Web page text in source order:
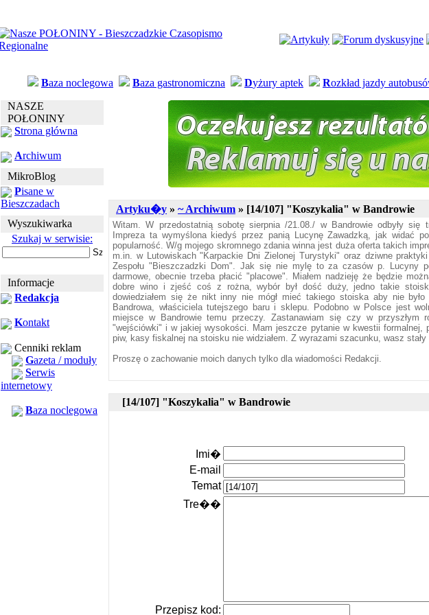
Baza noclegowa Baza gastronomiczna Dyżury aptek Rozkład jazdy
NASZE
POŁONINY
Strona główna
Archiwum
MikroBlog
Pisane w
Bieszczadach
Wyszukiwarka
Szukaj w serwisie:
Informacje
Redakcja
Kontakt
Cenniki reklam
Gazeta / moduły
Serwis
internetowy
Baza noclegowa
Artyku�y » ~ Archiwum » [14/107] "Koszykalia" w Bandrowie
Witam. W przedostatnią sobotę sierpnia /21.08./ w Bandrowie odbyły się
Impreza ta wymyślona kiedyś przez panią Lucynę Zawadzką, jak widać
popularność. W/g mojego skromnego zdania winna jest duża oferta takich
m.in. w Lutowiskach "Karpackie Dni Zielonej Turystyki" oraz dziwne
Zespołu "Bieszczadzki Dom". Jak się nie mylę to za czasów p. Lucyny
darmowe, obecnie trzeba płacić "placowe". Miałem nadzieję że będzie
dobre wino i zjeść coś z rożna, wybór był dość duży, jedno takie
dowiedziałem się że nikt inny nie mógł mieć takiego stoiska aby nie było
Bandrowa, właściciela tutejszego baru i sklepu. Podobno w Polsce jest
miejsce w Bandrowie temu przeczy. Zastanawiam się czy w przyszłym
"wejściówki" i w jakiej wysokości. Mam jeszcze pytanie w kwestii formalnej,
piw, kasy fiskalnej na stoisku nie widziałem. Z wyrazami szacunku, wasz
Proszę o zachowanie moich danych tylko dla wiadomości Redakcji.
[14/107] "Koszykalia" w Bandrowie
Imi�
E-mail
Temat
Tre��
Przepisz kod: